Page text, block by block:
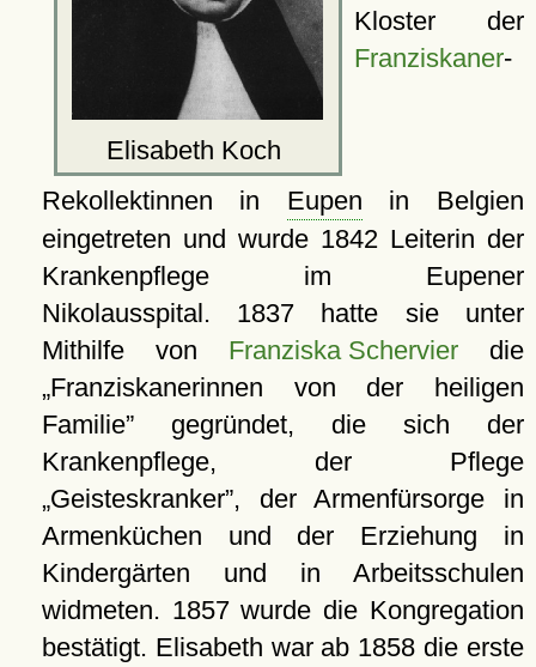
Elisabeth Koch
Kloster der
Franziskaner-
Rekollektinnen in Eupen in Belgien
eingetreten und wurde 1842 Leiterin der
Krankenpflege im Eupener
Nikolausspital. 1837 hatte sie unter
Mithilfe von Franziska Schervierdie
Franziskanerinnen von der heiligen
Familie gegründet, die sich der
Krankenpflege, der Pflege
Geisteskranker , der Armenfürsorge in
Armenküchen und der Erziehung in
Kindergärten und in Arbeitsschulen
widmeten. 1857 wurde die Kongregation
bestätigt. Elisabeth war ab 1858 die erste